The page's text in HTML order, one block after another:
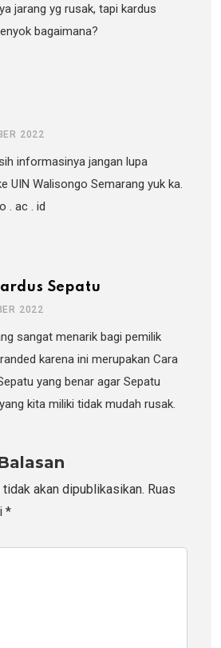
jarang yg rusak, tapi kardus
bagaimana?
2022
informasinya jangan lupa
UIN Walisongo Semarang yuk ka.
. ac . id
Sepatu
2022
sangat menarik bagi pemilik
karena ini merupakan Cara
yang benar agar Sepatu
kita miliki tidak mudah rusak.
akan dipublikasikan. Ruas
*